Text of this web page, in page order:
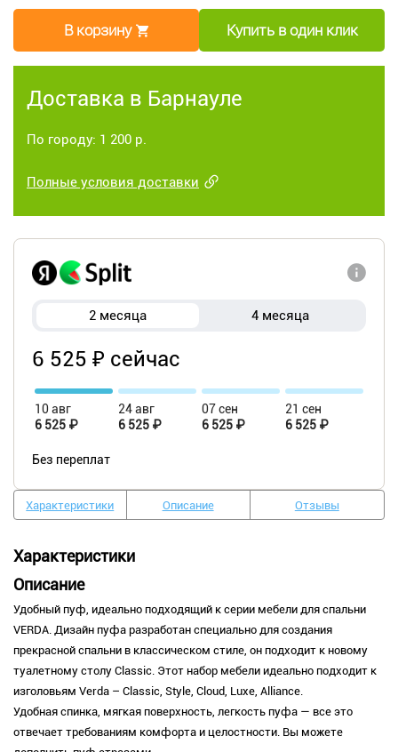
В корзину Купить в один клик
Доставка в Барнауле
По городу: 1 200 р.
Полные условия доставки
2 месяца 4 месяца
6 525 ₽ сейчас
10 авг
6 525 ₽
24 авг
6 525 ₽
07 сен
6 525 ₽
21 сен
6 525 ₽
Без переплат
Характеристики Описание Отзывы
Характеристики
Описание
Удобный пуф, идеально подходящий к серии мебели для спальни
VERDA. Дизайн пуфа разработан специально для создания
прекрасной спальни в классическом стиле, он подходит к новому
туалетному столу Classic. Этот набор мебели идеально подходит к
изголовьям Verda – Classic, Style, Cloud, Luxe, Alliance.
Удобная спинка, мягкая поверхность, легкость пуфа — все это
отвечает требованиям комфорта и целостности. Вы можете